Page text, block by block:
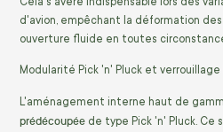
d'avion, empêchant la déformation
ouverture fluide en toutes
Modularité Pick 'n' Pluck et
L'aménagement interne haut de
prédécoupée de type Pick 'n' Pluck.